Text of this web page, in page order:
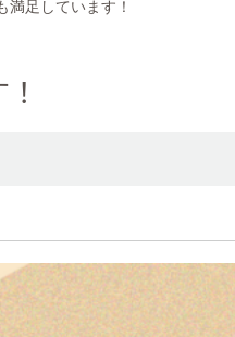
足しています！